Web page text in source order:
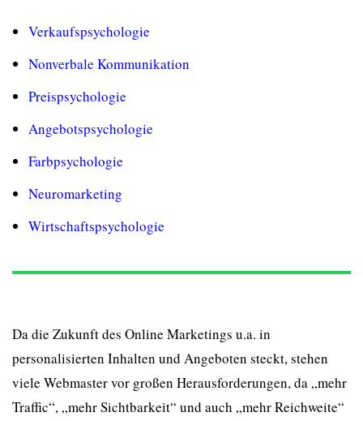
Verkaufspsychologie
Nonverbale Kommunikation
Preispsychologie
Angebotspsychologie
Farbpsychologie
Neuromarketing
Wirtschaftspsychologie
Da die Zukunft des Online Marketings u.a. in
personalisierten Inhalten und Angeboten steckt, stehen
viele Webmaster vor großen Herausforderungen, da „mehr
Traffic“, „mehr Sichtbarkeit“ und auch „mehr Reichweite“